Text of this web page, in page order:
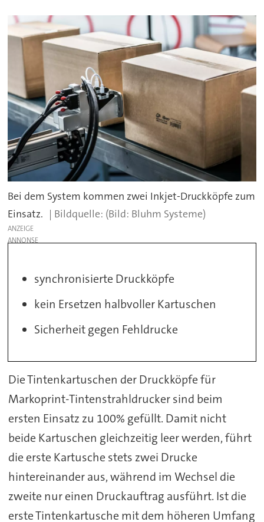
Bei dem System kommen zwei Inkjet-Druckköpfe zum
Einsatz.
(Bild: Bluhm Systeme)
ANZEIGE
synchronisierte Druckköpfe
kein Ersetzen halbvoller Kartuschen
Sicherheit gegen Fehldrucke
Die Tintenkartuschen der Druckköpfe für
Markoprint-Tintenstrahldrucker sind beim
ersten Einsatz zu 100% gefüllt. Damit nicht
beide Kartuschen gleichzeitig leer werden, führt
die erste Kartusche stets zwei Drucke
hintereinander aus, während im Wechsel die
zweite nur einen Druckauftrag ausführt. Ist die
erste Tintenkartusche mit dem höheren Umfang